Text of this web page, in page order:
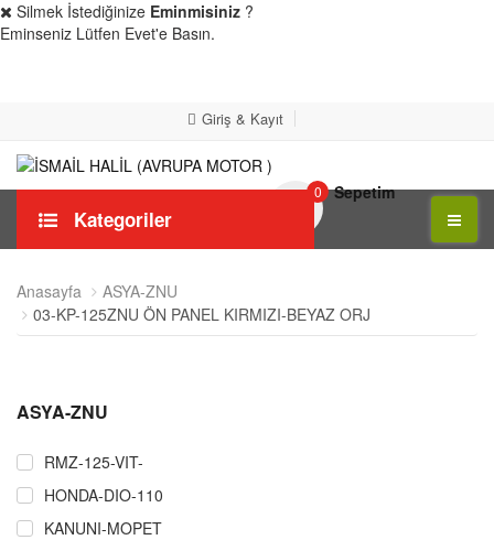
Silmek İstediğinize Eminmisiniz ?
Eminseniz Lütfen Evet'e Basın.
Giriş & Kayıt
0 Sepetim
Kategoriler
Anasayfa
ASYA-ZNU
03-KP-125ZNU ÖN PANEL KIRMIZI-BEYAZ ORJ
ASYA-ZNU
RMZ-125-VIT-
HONDA-DIO-110
KANUNI-MOPET